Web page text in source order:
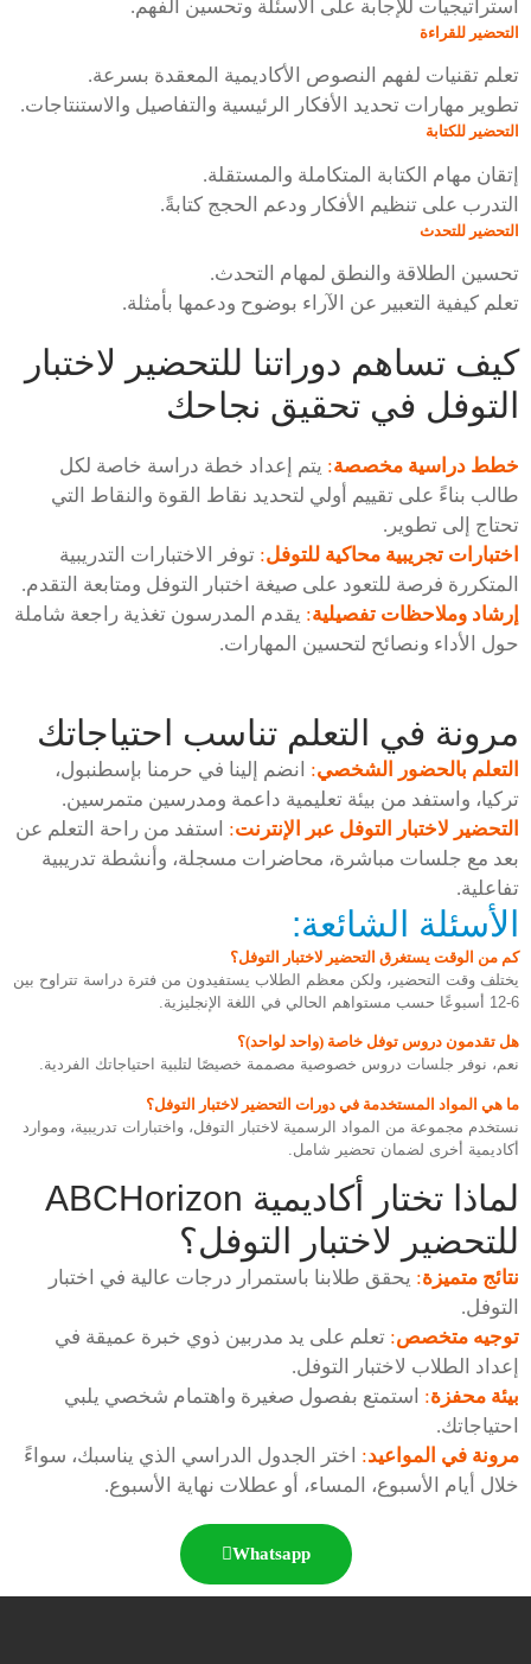
استراتيجيات للإجابة على الأسئلة وتحسين الفهم.
التحضير للقراءة
تعلم تقنيات لفهم النصوص الأكاديمية المعقدة بسرعة.
تطوير مهارات تحديد الأفكار الرئيسية والتفاصيل والاستنتاجات.
التحضير للكتابة
إتقان مهام الكتابة المتكاملة والمستقلة.
التدرب على تنظيم الأفكار ودعم الحجج كتابةً.
التحضير للتحدث
تحسين الطلاقة والنطق لمهام التحدث.
تعلم كيفية التعبير عن الآراء بوضوح ودعمها بأمثلة.
كيف تساهم دوراتنا للتحضير لاختبار
التوفل في تحقيق نجاحك
خطط دراسية مخصصة: يتم إعداد خطة دراسة خاصة لكل
طالب بناءً على تقييم أولي لتحديد نقاط القوة والنقاط التي
تحتاج إلى تطوير.
اختبارات تجريبية محاكية للتوفل: توفر الاختبارات التدريبية
المتكررة فرصة للتعود على صيغة اختبار التوفل ومتابعة التقدم.
إرشاد وملاحظات تفصيلية: يقدم المدرسون تغذية راجعة شاملة
حول الأداء ونصائح لتحسين المهارات.
مرونة في التعلم تناسب احتياجاتك
التعلم بالحضور الشخصي: انضم إلينا في حرمنا بإسطنبول،
تركيا، واستفد من بيئة تعليمية داعمة ومدرسين متمرسين.
التحضير لاختبار التوفل عبر الإنترنت: استفد من راحة التعلم عن
بعد مع جلسات مباشرة، محاضرات مسجلة، وأنشطة تدريبية
تفاعلية.
الأسئلة الشائعة:
كم من الوقت يستغرق التحضير لاختبار التوفل؟
يختلف وقت التحضير، ولكن معظم الطلاب يستفيدون من فترة دراسة تتراوح بين
6-12 أسبوعًا حسب مستواهم الحالي في اللغة الإنجليزية.
هل تقدمون دروس توفل خاصة (واحد لواحد)؟
نعم، نوفر جلسات دروس خصوصية مصممة خصيصًا لتلبية احتياجاتك الفردية.
ما هي المواد المستخدمة في دورات التحضير لاختبار التوفل؟
نستخدم مجموعة من المواد الرسمية لاختبار التوفل، واختبارات تدريبية، وموارد
أكاديمية أخرى لضمان تحضير شامل.
لماذا تختار أكاديمية ABCHorizon
للتحضير لاختبار التوفل؟
نتائج متميزة: يحقق طلابنا باستمرار درجات عالية في اختبار
التوفل.
توجيه متخصص: تعلم على يد مدربين ذوي خبرة عميقة في
إعداد الطلاب لاختبار التوفل.
بيئة محفزة: استمتع بفصول صغيرة واهتمام شخصي يلبي
احتياجاتك.
مرونة في المواعيد: اختر الجدول الدراسي الذي يناسبك، سواءً
خلال أيام الأسبوع، المساء، أو عطلات نهاية الأسبوع.
Whatsapp